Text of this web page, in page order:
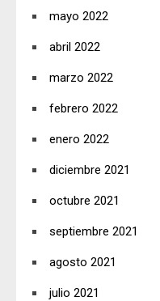
mayo 2022
abril 2022
marzo 2022
febrero 2022
enero 2022
diciembre 2021
octubre 2021
septiembre 2021
agosto 2021
julio 2021